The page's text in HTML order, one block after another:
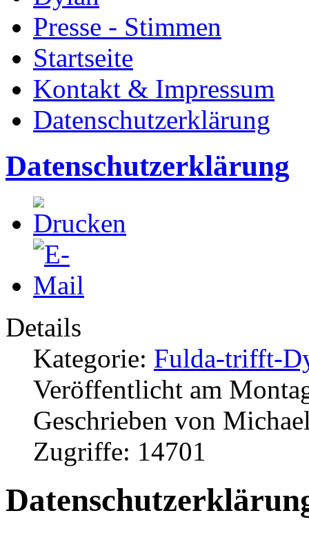
Presse - Stimmen
Startseite
Kontakt & Impressum
Datenschutzerklärung
Datenschutzerklärung
Details
Kategorie: Fulda-trifft-
Veröffentlicht am
Geschrieben von
Zugriffe: 14701